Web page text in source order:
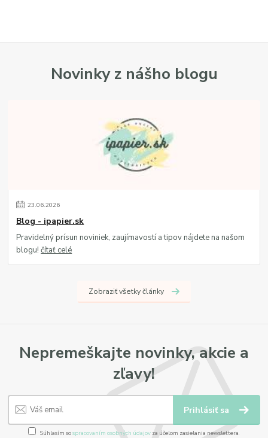
Novinky z nášho blogu
23.06.2026
Blog - ipapier.sk
Pravidelný prísun noviniek, zaujímavostí a tipov nájdete na našom
blogu!čítať celé
Zobraziť všetky články
Nepremeškajte novinky, akcie a
zľavy!
Prihlásiť sa
Súhlasím sospracovaním osobných údajov za účelom zasielania newslettera.